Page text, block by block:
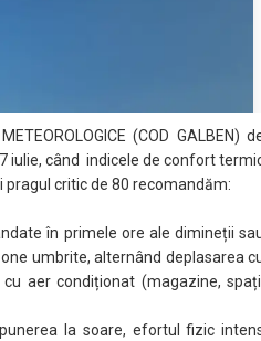
(COD GALBEN)
iulie, când indicele de confort
pragul critic de 80 recomandăm:
în primele ore ale dimineții
umbrite, alternând deplasarea
aer condiționat (magazine,
la soare, efortul fizic